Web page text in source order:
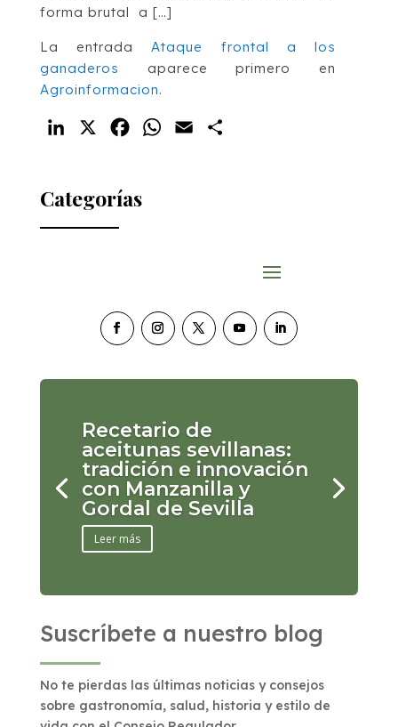
forma brutal a […]
La entrada Ataque frontal a los
ganaderos aparece primero en
Agroinformacion.
LinkedIn FacebookWhatsApp
Email
Categorías
Recetario de
aceitunas sevillanas:
tradición e innovación
con Manzanilla y
Gordal de Sevilla
Leer más
Suscríbete a nuestro blog
No te pierdas las últimas noticias y consejos
sobre gastronomía, salud, historia y estilo de